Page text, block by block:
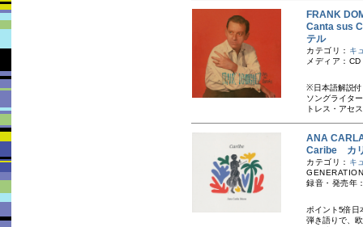
FRANK
Canta sus
テル
カテゴリ： キ
メディア：CD
※日本語解説付
ソングライタ
トレス・アセ
ANA
Caribe カ
カテゴリ： キ
録音・発売年
ポイント5倍日
弾き語りで、